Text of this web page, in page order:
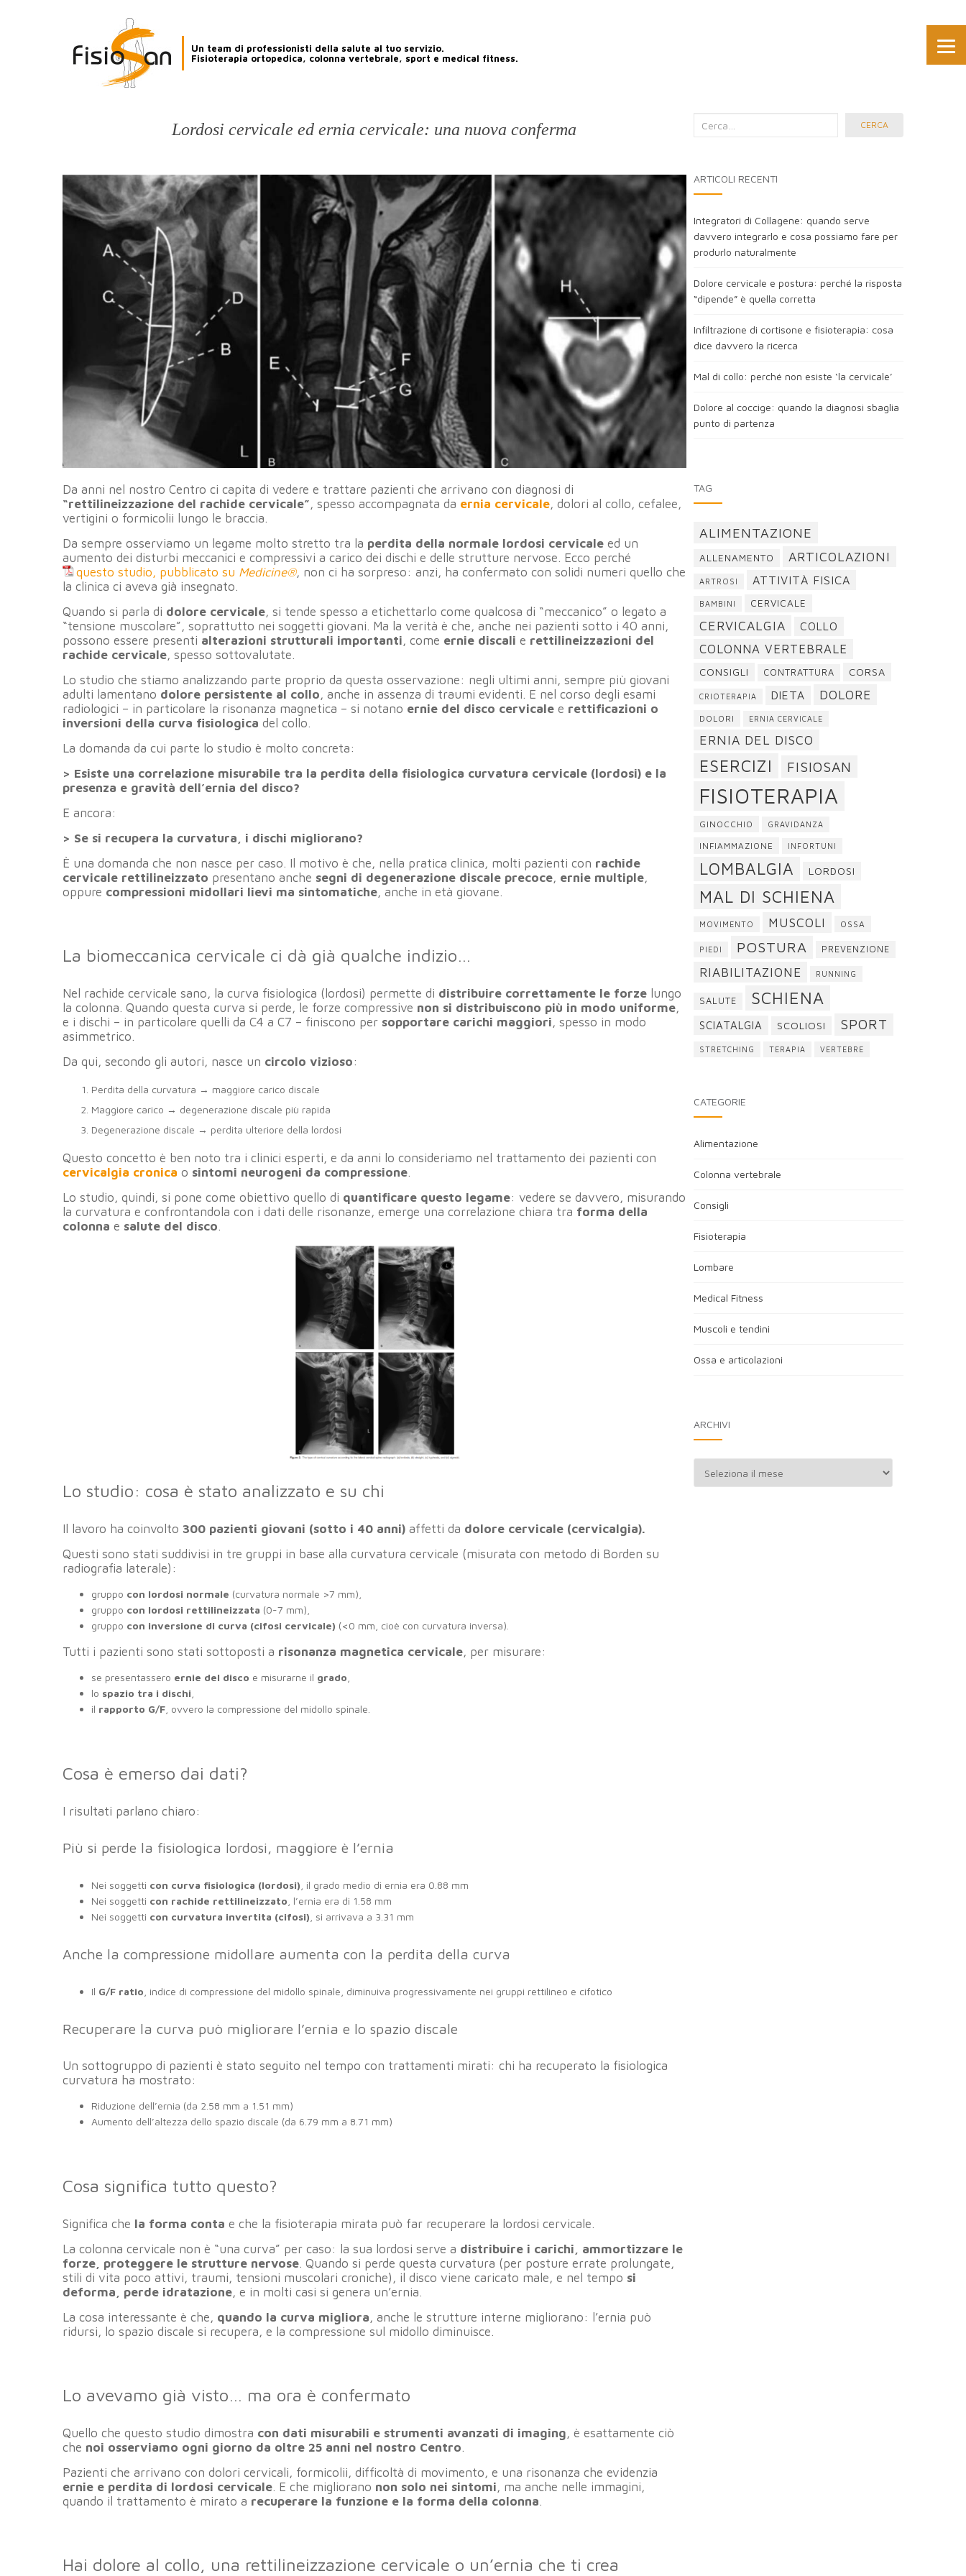
Un team di professionisti della salute al tuo servizio.
Fisioterapia ortopedica, colonna vertebrale, sport e medical fitness.
Lordosi cervicale ed ernia cervicale: una nuova conferma
Da anni nel nostro Centro ci capita di vedere e trattare pazienti che arrivano con diagnosi di
“rettilineizzazione del rachide cervicale”, spesso accompagnata da ernia cervicale, dolori al collo, cefalee,
vertigini o formicolii lungo le braccia.
Da sempre osserviamo un legame molto stretto tra la perdita della normale lordosi cervicale ed un
aumento dei disturbi meccanici e compressivi a carico dei dischi e delle strutture nervose. Ecco perché
questo studio, pubblicato su Medicine®, non ci ha sorpreso: anzi, ha confermato con solidi numeri quello che
la clinica ci aveva già insegnato.
Quando si parla di dolore cervicale, si tende spesso a etichettarlo come qualcosa di “meccanico” o legato a
“tensione muscolare”, soprattutto nei soggetti giovani. Ma la verità è che, anche nei pazienti sotto i 40 anni,
possono essere presenti alterazioni strutturali importanti, come ernie discali e rettilineizzazioni del
rachide cervicale, spesso sottovalutate.
Lo studio che stiamo analizzando parte proprio da questa osservazione: negli ultimi anni, sempre più giovani
adulti lamentano dolore persistente al collo, anche in assenza di traumi evidenti. E nel corso degli esami
radiologici – in particolare la risonanza magnetica – si notano ernie del disco cervicale e rettificazioni o
inversioni della curva fisiologica del collo.
La domanda da cui parte lo studio è molto concreta:
> Esiste una correlazione misurabile tra la perdita della fisiologica curvatura cervicale (lordosi) e la
presenza e gravità dell’ernia del disco?
E ancora:
> Se si recupera la curvatura, i dischi migliorano?
È una domanda che non nasce per caso. Il motivo è che, nella pratica clinica, molti pazienti con rachide
cervicale rettilineizzato presentano anche segni di degenerazione discale precoce, ernie multiple,
oppure compressioni midollari lievi ma sintomatiche, anche in età giovane.
La biomeccanica cervicale ci dà già qualche indizio…
Nel rachide cervicale sano, la curva fisiologica (lordosi) permette di distribuire correttamente le forze lungo
la colonna. Quando questa curva si perde, le forze compressive non si distribuiscono più in modo uniforme,
e i dischi – in particolare quelli da C4 a C7 – finiscono per sopportare carichi maggiori, spesso in modo
asimmetrico.
Da qui, secondo gli autori, nasce un circolo vizioso:
Perdita della curvatura → maggiore carico discale
Maggiore carico → degenerazione discale più rapida
Degenerazione discale → perdita ulteriore della lordosi
Questo concetto è ben noto tra i clinici esperti, e da anni lo consideriamo nel trattamento dei pazienti con
cervicalgia cronica o sintomi neurogeni da compressione.
Lo studio, quindi, si pone come obiettivo quello di quantificare questo legame: vedere se davvero, misurando
la curvatura e confrontandola con i dati delle risonanze, emerge una correlazione chiara tra forma della
colonna e salute del disco.
Lo studio: cosa è stato analizzato e su chi
Il lavoro ha coinvolto 300 pazienti giovani (sotto i 40 anni) affetti da dolore cervicale (cervicalgia).
Questi sono stati suddivisi in tre gruppi in base alla curvatura cervicale (misurata con metodo di Borden su
radiografia laterale):
gruppo con lordosi normale (curvatura normale >7 mm),
gruppo con lordosi rettilineizzata (0-7 mm),
gruppo con inversione di curva (cifosi cervicale) (<0 mm, cioè con curvatura inversa).
Tutti i pazienti sono stati sottoposti a risonanza magnetica cervicale, per misurare:
se presentassero ernie del disco e misurarne il grado
lo spazio tra i dischi
il rapporto G/F , ovvero la compressione del midollo spinale.
Cosa è emerso dai dati?
I risultati parlano chiaro:
Più si perde la fisiologica lordosi, maggiore è l’ernia
Nei soggetti con curva fisiologica (lordosi) , il grado medio di ernia era 0.88 mm
Nei soggetti con rachide rettilineizzato , l’ernia era di 1.58 mm
Nei soggetti con curvatura invertita (cifosi) , si arrivava a 3.31 mm
Anche la compressione midollare aumenta con la perdita della curva
Il G/F ratio , indice di compressione del midollo spinale, diminuiva progressivamente nei gruppi rettilineo e cifotico
Recuperare la curva può migliorare l’ernia e lo spazio discale
Un sottogruppo di pazienti è stato seguito nel tempo con trattamenti mirati: chi ha recuperato la fisiologica
curvatura ha mostrato:
Riduzione dell’ernia (da 2.58 mm a 1.51 mm)
Aumento dell’altezza dello spazio discale (da 6.79 mm a 8.71 mm)
Cosa significa tutto questo?
Significa che la forma conta e che la fisioterapia mirata può far recuperare la lordosi cervicale.
La colonna cervicale non è “una curva” per caso: la sua lordosi serve a distribuire i carichi, ammortizzare le
forze, proteggere le strutture nervose. Quando si perde questa curvatura (per posture errate prolungate,
stili di vita poco attivi, traumi, tensioni muscolari croniche), il disco viene caricato male, e nel tempo si
deforma, perde idratazione, e in molti casi si genera un’ernia.
La cosa interessante è che, quando la curva migliora, anche le strutture interne migliorano: l’ernia può
ridursi, lo spazio discale si recupera, e la compressione sul midollo diminuisce.
Lo avevamo già visto… ma ora è confermato
Quello che questo studio dimostra con dati misurabili e strumenti avanzati di imaging, è esattamente ciò
che noi osserviamo ogni giorno da oltre 25 anni nel nostro Centro.
Pazienti che arrivano con dolori cervicali, formicolii, difficoltà di movimento, e una risonanza che evidenzia
ernie e perdita di lordosi cervicale. E che migliorano non solo nei sintomi, ma anche nelle immagini,
quando il trattamento è mirato a recuperare la funzione e la forma della colonna.
Hai dolore al collo, una rettilineizzazione cervicale o un’ernia che ti crea
Cerca
CERCA
ARTICOLI RECENTI
Integratori di Collagene: quando serve
davvero integrarlo e cosa possiamo fare per
produrlo naturalmente
Dolore cervicale e postura: perché la risposta
“dipende” è quella corretta
Infiltrazione di cortisone e fisioterapia: cosa
dice davvero la ricerca
Mal di collo: perché non esiste ‘la cervicale’
Dolore al coccige: quando la diagnosi sbaglia
punto di partenza
TAG
ALIMENTAZIONE
ALLENAMENTO ARTICOLAZIONI
ARTROSI ATTIVITÀ FISICA
BAMBINI CERVICALE
CERVICALGIA COLLO
COLONNA VERTEBRALE
CONSIGLI CONTRATTURA CORSA
CRIOTERAPIA DIETA DOLORE
DOLORI ERNIA CERVICALE
ERNIA DEL DISCO
ESERCIZI FISIOSAN
FISIOTERAPIA
GINOCCHIO GRAVIDANZA
INFIAMMAZIONE INFORTUNI
LOMBALGIA LORDOSI
MAL DI SCHIENA
MOVIMENTO MUSCOLI OSSA
PIEDI POSTURA PREVENZIONE
RIABILITAZIONE RUNNING
SALUTE SCHIENA
SCIATALGIA SCOLIOSI SPORT
STRETCHING TERAPIA VERTEBRE
CATEGORIE
Alimentazione
Colonna vertebrale
Consigli
Fisioterapia
Lombare
Medical Fitness
Muscoli e tendini
Ossa e articolazioni
ARCHIVI
Archivi